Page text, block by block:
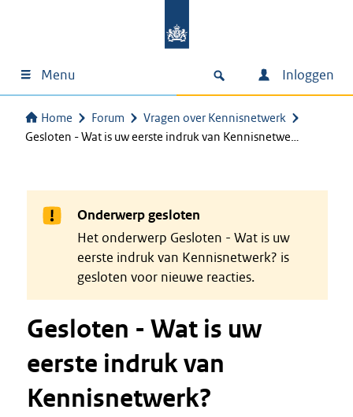
Menu Inloggen
Home Forum
Vragen over Kennisnetwerk
Gesloten - Wat is uw eerste indruk van Kennisnetwe…
Gesloten - Wat is uw
eerste indruk van
Kennisnetwerk?
Onderwerp gesloten
Het onderwerp Gesloten - Wat is uw
eerste indruk van Kennisnetwerk? is
gesloten voor nieuwe reacties.